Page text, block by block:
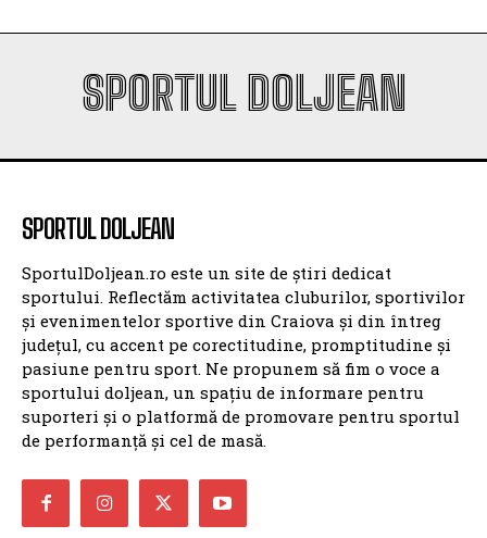
SPORTUL DOLJEAN
SPORTUL DOLJEAN
SportulDoljean.ro este un site de știri dedicat
sportului. Reflectăm activitatea cluburilor, sportivilor
și evenimentelor sportive din Craiova și din întreg
județul, cu accent pe corectitudine, promptitudine și
pasiune pentru sport. Ne propunem să fim o voce a
sportului doljean, un spațiu de informare pentru
suporteri și o platformă de promovare pentru sportul
de performanță și cel de masă.